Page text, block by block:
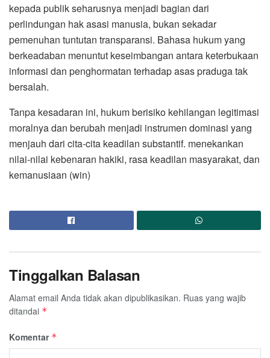
kepada publik seharusnya menjadi bagian dari
perlindungan hak asasi manusia, bukan sekadar
pemenuhan tuntutan transparansi. Bahasa hukum yang
berkeadaban menuntut keseimbangan antara keterbukaan
informasi dan penghormatan terhadap asas praduga tak
bersalah.
Tanpa kesadaran ini, hukum berisiko kehilangan legitimasi
moralnya dan berubah menjadi instrumen dominasi yang
menjauh dari cita-cita keadilan substantif. menekankan
nilai-nilai kebenaran hakiki, rasa keadilan masyarakat, dan
kemanusiaan (win)
Tinggalkan Balasan
Alamat email Anda tidak akan dipublikasikan. Ruas yang wajib
ditandai *
Komentar *